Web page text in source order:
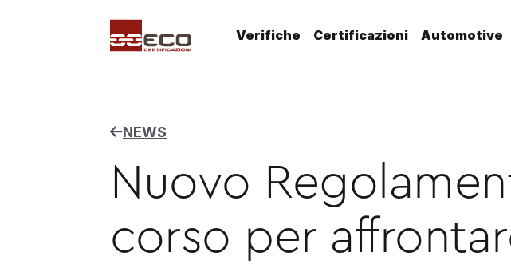
Verifiche Certificazioni Automotive
NEWS
Nuovo
corso per